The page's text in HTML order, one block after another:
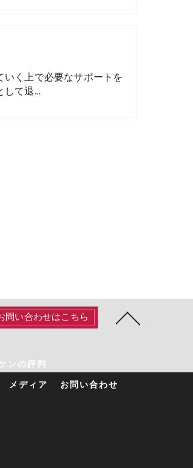
く上で必要なサポートを
して退…
問い合わせはこちら
ンの評判
メディア
お問い合わせ